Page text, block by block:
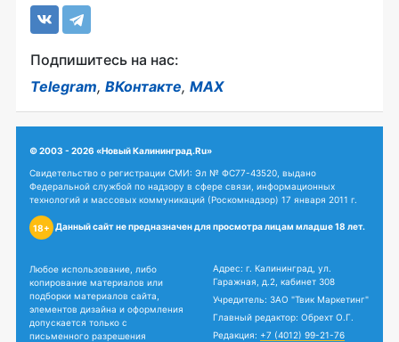
Подпишитесь на нас:
Telegram, ВКонтакте, MAX
© 2003 - 2026 «Новый Калининград.Ru»
Свидетельство о регистрации СМИ: Эл № ФС77-43520, выдано
Федеральной службой по надзору в сфере связи, информационных
технологий и массовых коммуникаций (Роскомнадзор) 17 января 2011 г.
18+ Данный сайт не предназначен для просмотра лицам младше 18 лет.
Любое использование, либо
копирование материалов или
подборки материалов сайта,
элементов дизайна и оформления
допускается только с
письменного разрешения
Адрес: г. Калининград, ул.
Гаражная, д.2, кабинет 308
Учредитель: ЗАО "Твик Маркетинг"
Главный редактор: Обрехт О.Г.
Редакция: +7 (4012) 99-21-76